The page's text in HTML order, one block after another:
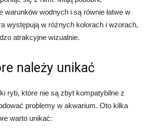
warunków wodnych i są równie łatwe w
występują w różnych kolorach i wzorach,
atrakcyjne wizualnie.
należy unikać
ryb, które nie są zbyt kompatybilne z
problemy w akwarium. Oto kilka
warto unikać: